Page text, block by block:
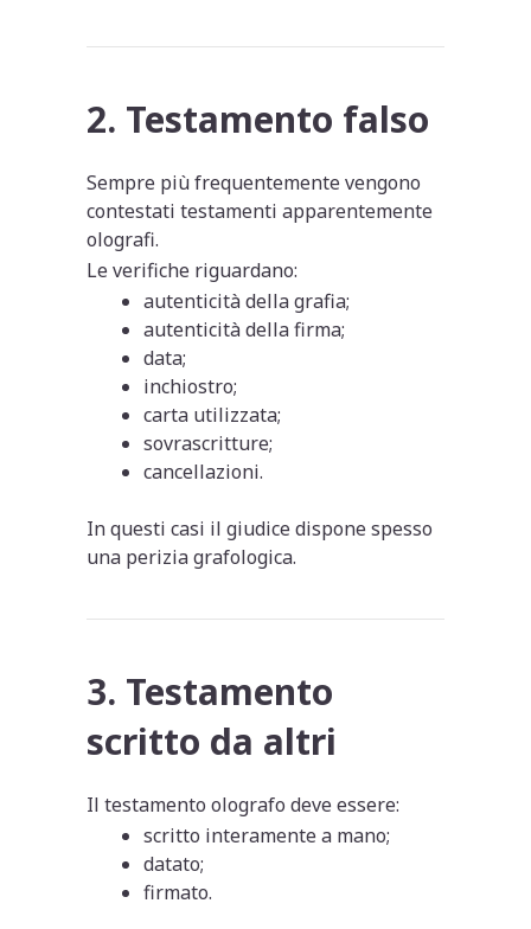
2. Testamento falso
Sempre più frequentemente vengono
contestati testamenti apparentemente
olografi.
Le verifiche riguardano:
autenticità della grafia;
autenticità della firma;
data;
inchiostro;
carta utilizzata;
sovrascritture;
cancellazioni.
In questi casi il giudice dispone spesso
una perizia grafologica.
3. Testamento
scritto da altri
Il testamento olografo deve essere:
scritto interamente a mano;
datato;
firmato.